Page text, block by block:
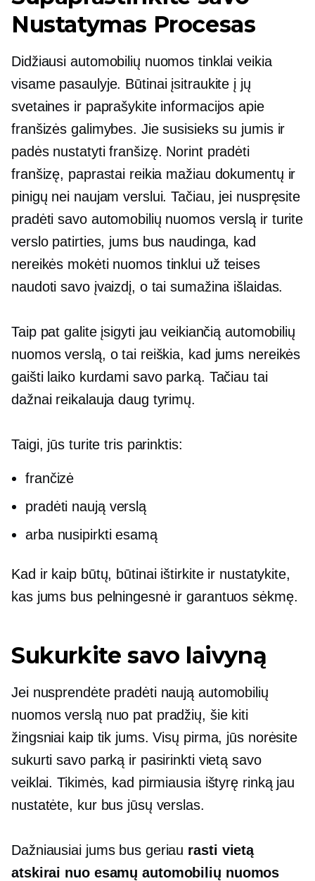
Nustatymas Procesas
Didžiausi automobilių nuomos tinklai veikia
visame pasaulyje. Būtinai įsitraukite į jų
svetaines ir paprašykite informacijos apie
franšizės galimybes. Jie susisieks su jumis ir
padės nustatyti franšizę. Norint pradėti
franšizę, paprastai reikia mažiau dokumentų ir
pinigų nei naujam verslui. Tačiau, jei nuspręsite
pradėti savo automobilių nuomos verslą ir turite
verslo patirties, jums bus naudinga, kad
nereikės mokėti nuomos tinklui už teises
naudoti savo įvaizdį, o tai sumažina išlaidas.
Taip pat galite įsigyti jau veikiančią automobilių
nuomos verslą, o tai reiškia, kad jums nereikės
gaišti laiko kurdami savo parką. Tačiau tai
dažnai reikalauja daug tyrimų.
Taigi, jūs turite tris parinktis:
frančizė
pradėti naują verslą
arba nusipirkti esamą
Kad ir kaip būtų, būtinai ištirkite ir nustatykite,
kas jums bus pelningesnė ir garantuos sėkmę.
Sukurkite savo laivyną
Jei nusprendėte pradėti naują automobilių
nuomos verslą nuo pat pradžių, šie kiti
žingsniai kaip tik jums. Visų pirma, jūs norėsite
sukurti savo parką ir pasirinkti vietą savo
veiklai. Tikimės, kad pirmiausia ištyrę rinką jau
nustatėte, kur bus jūsų verslas.
Dažniausiai jums bus geriau rasti vietą
atskirai nuo esamų automobilių nuomos